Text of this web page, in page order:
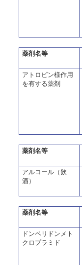
薬剤名等
アトロピン様作用
を有する薬剤
薬剤名等
アルコール（飲
酒）
薬剤名等
ドンペリドンメト
クロプラミド